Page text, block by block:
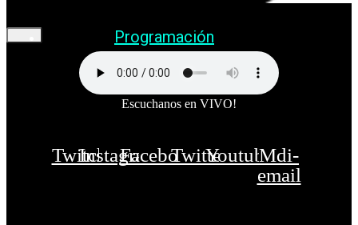
Programación
Escuchanos en VIVO!
TwitchInstagramFacebookTwitterYoutubeMdi-
email